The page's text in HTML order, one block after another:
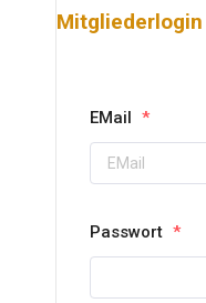
Mitgliederlogin
EMail *
Passwort *